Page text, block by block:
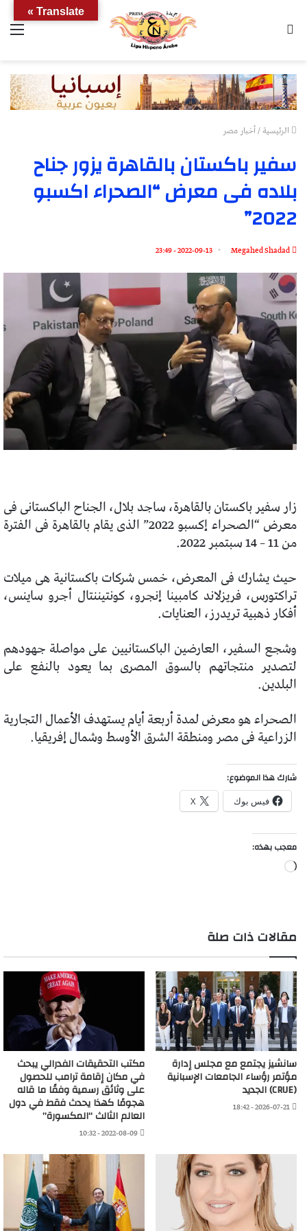
الرئيسية/أخبار مصر
سفير باكستان بالقاهرة يزور جناح
بلاده فى معرض “الصحراء اكسبو
2022”
Megahed Shadad
2022-09-13 - 23:49
زار سفير باكستان بالقاهرة، ساجد بلال، الجناح الباكستانى فى
معرض “الصحراء إكسبو 2022” الذى يقام بالقاهرة فى الفترة
من 11 – 14 سبتمبر 2022.
حيث يشارك فى المعرض، خمس شركات باكستانية هى ميلات
تراكتورس، فريزلاند كامبينا إنجرو، كونتيننتال أجرو ساينس،
أفكار ذهبية تريدرز، العنايات.
وشجع السفير، العارضين الباكستانيين على مواصلة جهودهم
لتصدير منتجاتهم بالسوق المصرى بما يعود بالنفع على
البلدين.
الصحراء هو معرض لمدة أربعة أيام يستهدف الأعمال التجارية
الزراعية فى مصر ومنطقة الشرق الأوسط وشمال إفريقيا.
شارك هذا الموضوع:
فيس بوك X
معجب بهذه:
جاري
مقالات ذات صلة
سانشيز يجتمع مع مجلس إدارة
مؤتمر رؤساء الجامعات الإسبانية
(CRUE) الجديد
2026-07-21 - 18:42
مكتب التحقيقات الفدرالي يبحث
في مكان إقامة ترامب للحصول
على وثائق رسمية وفقًا ما قاله
هجومًا كهذا يحدث فقط في دول
العالم الثالث “المكسورة”
2022-08-09 - 10:32
Translate »